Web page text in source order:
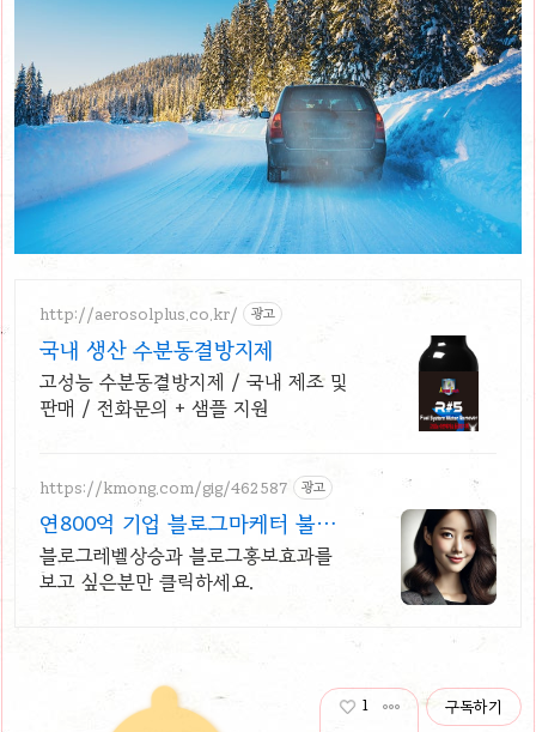
http://aerosolplus.co.kr/ 광고
국내 생산 수분동결방지제
고성능 수분동결방지제 / 국내 제조 및
판매 / 전화문의 + 샘플 지원
https://kmong.com/gig/462587 광고
연800억 기업 블로그마케터 불만
족시 100%환불
블로그레벨상승과 블로그홍보효과를
보고 싶은분만 클릭하세요.
1 구독하기